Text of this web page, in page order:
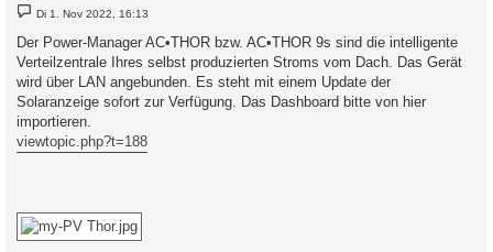
B
e
t
r
g
Di 1. Nov 2022, 16:13
Der Power-Manager AC•THOR bzw. AC•THOR 9s sind die intelligente
Verteilzentrale Ihres selbst produzierten Stroms vom Dach. Das Gerät
wird über LAN angebunden. Es steht mit einem Update der
Solaranzeige sofort zur Verfügung. Das Dashboard bitte von hier
importieren.
viewtopic.php?t=188